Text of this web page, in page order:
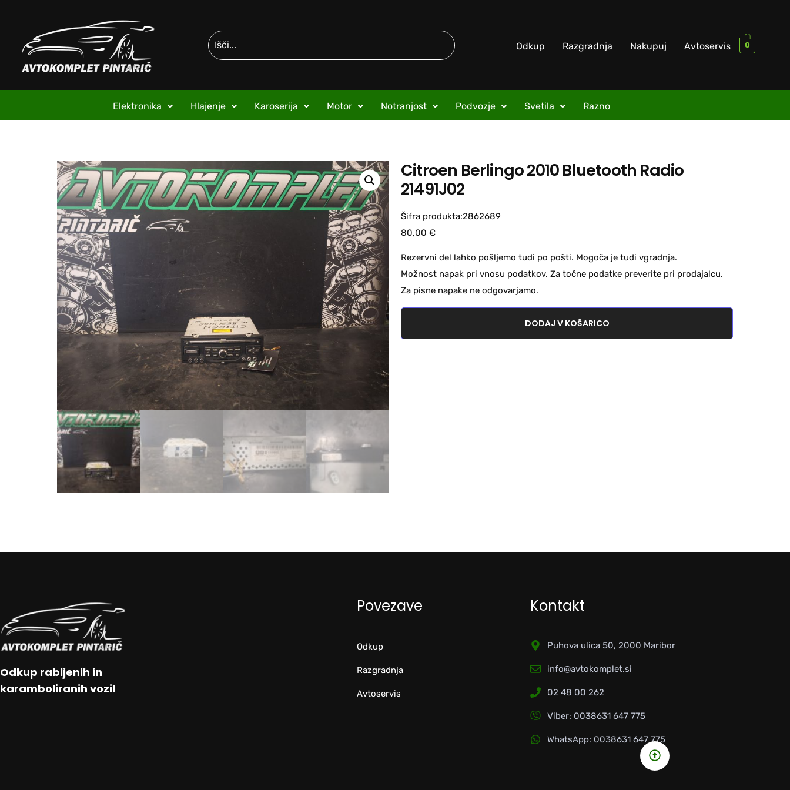
Odkup Razgradnja Nakupuj Avtoservis 0
Elektronika Hlajenje Karoserija Motor Notranjost Podvozje Svetila Razno
Citroen Berlingo 2010 Bluetooth Radio
21491J02
Šifra produkta:2862689
80,00 €
Rezervni del lahko pošljemo tudi po pošti. Mogoča je tudi vgradnja.
Možnost napak pri vnosu podatkov. Za točne podatke preverite pri prodajalcu.
Za pisne napake ne odgovarjamo.
DODAJ V KOŠARICO
Odkup rabljenih in
karamboliranih vozil
Povezave
Odkup
Razgradnja
Avtoservis
Kontakt
Puhova ulica 50, 2000 Maribor
info@avtokomplet.si
02 48 00 262
Viber: 0038631 647 775
WhatsApp: 0038631 647 775